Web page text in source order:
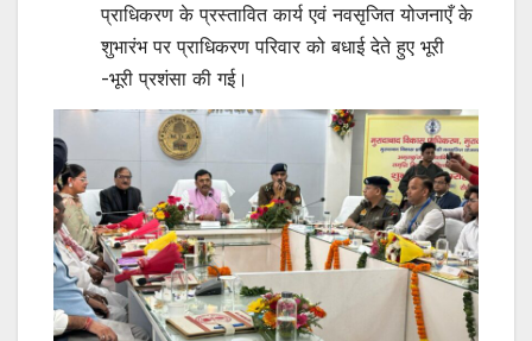
प्राधिकरण के प्रस्तावित कार्य एवं नवसृजित योजनाएँ के
शुभारंभ पर प्राधिकरण परिवार को बधाई देते हुए भूरी
-भूरी प्रशंसा की गई।